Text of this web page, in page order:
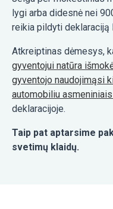
lygi arba didesnė nei
reikia pildyti deklaraciją
Atkreiptinas dėmesys,
gyventojui natūra
gyventojo naudojimąsi
automobiliu
deklaracijoje.
Taip pat aptarsime
svetimų klaidų.